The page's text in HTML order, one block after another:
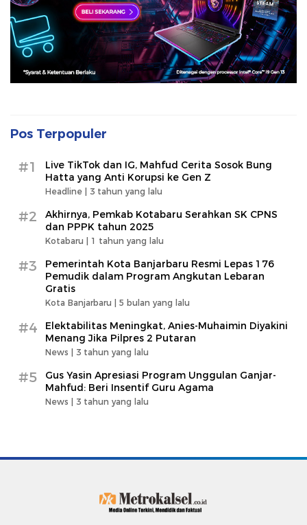
Pos Terpopuler
#1
Live TikTok dan IG, Mahfud Cerita Sosok Bung
Hatta yang Anti Korupsi ke Gen Z
Headline | 3 tahun yang lalu
#2
Akhirnya, Pemkab Kotabaru Serahkan SK CPNS
dan PPPK tahun 2025
Kotabaru | 1 tahun yang lalu
#3
Pemerintah Kota Banjarbaru Resmi Lepas 176
Pemudik dalam Program Angkutan Lebaran
Gratis
Kota Banjarbaru | 5 bulan yang lalu
#4
Elektabilitas Meningkat, Anies-Muhaimin Diyakini
Menang Jika Pilpres 2 Putaran
News | 3 tahun yang lalu
#5
Gus Yasin Apresiasi Program Unggulan Ganjar-
Mahfud: Beri Insentif Guru Agama
News | 3 tahun yang lalu